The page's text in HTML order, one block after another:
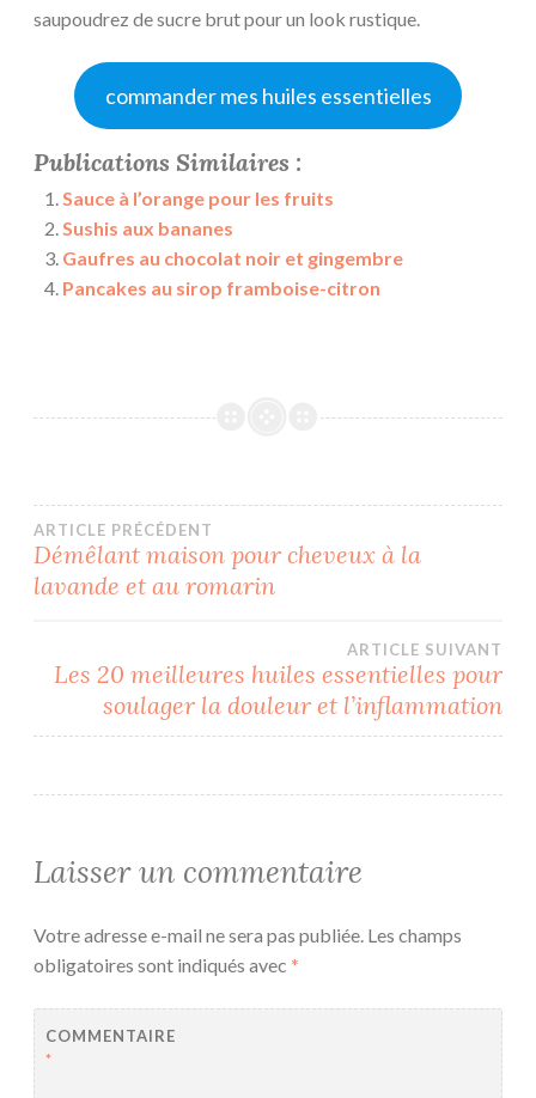
saupoudrez de sucre brut pour un look rustique.
commander mes huiles essentielles
Publications Similaires :
Sauce à l’orange pour les fruits
Sushis aux bananes
Gaufres au chocolat noir et gingembre
Pancakes au sirop framboise-citron
Navigation
de
l’article
ARTICLE PRÉCÉDENT
Démêlant maison pour cheveux à la
lavande et au romarin
ARTICLE SUIVANT
Les 20 meilleures huiles essentielles pour
soulager la douleur et l’inflammation
Laisser un commentaire
Votre adresse e-mail ne sera pas publiée. Les champs
obligatoires sont indiqués avec *
COMMENTAIRE
*